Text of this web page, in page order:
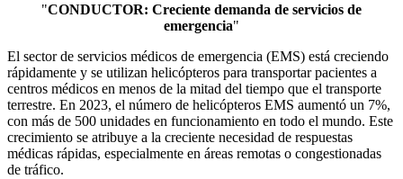
"CONDUCTOR: Creciente demanda de servicios de
emergencia"
El sector de servicios médicos de emergencia (EMS) está creciendo
rápidamente y se utilizan helicópteros para transportar pacientes a
centros médicos en menos de la mitad del tiempo que el transporte
terrestre. En 2023, el número de helicópteros EMS aumentó un 7%,
con más de 500 unidades en funcionamiento en todo el mundo. Este
crecimiento se atribuye a la creciente necesidad de respuestas
médicas rápidas, especialmente en áreas remotas o congestionadas
de tráfico.